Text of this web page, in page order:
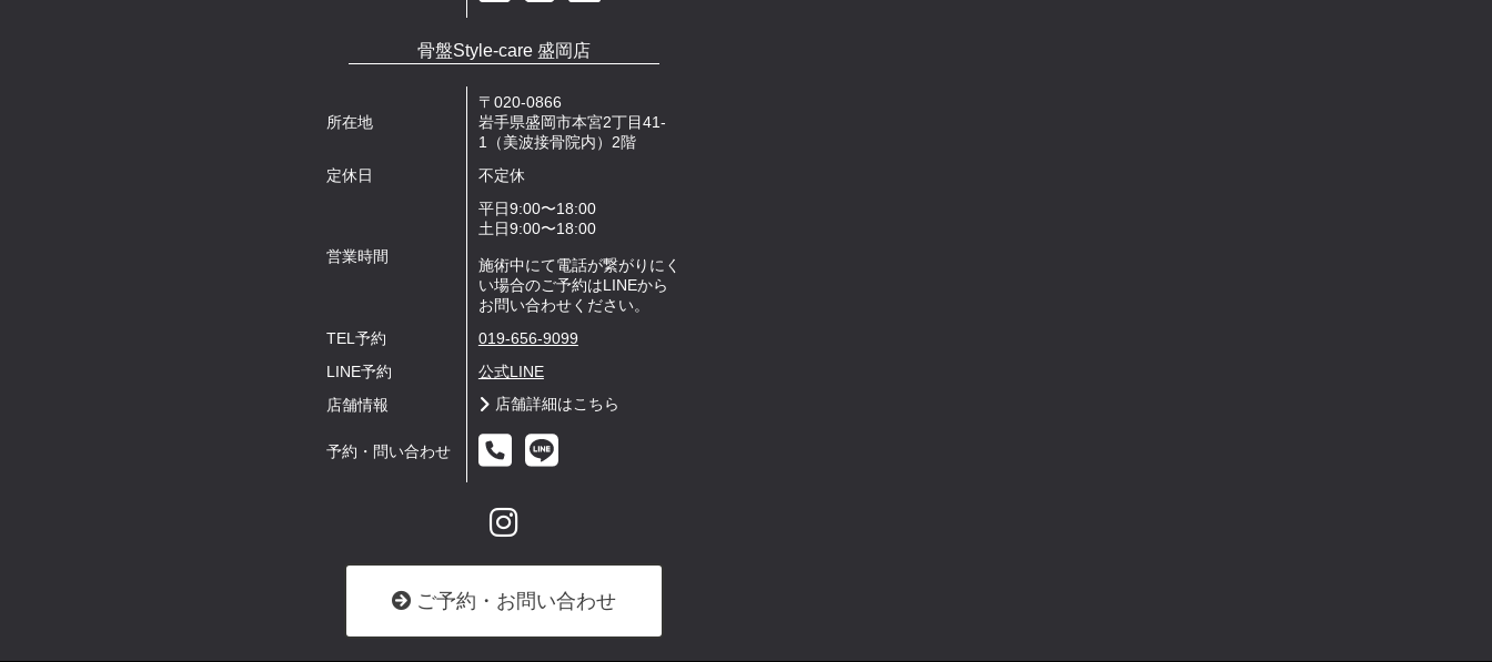
骨盤Style-care 盛岡店
所在地
〒020-0866
岩手県盛岡市本宮2丁目41-
1（美波接骨院内）2階
定休日
不定休
営業時間
平日9:00〜18:00
土日9:00〜18:00
施術中にて電話が繋がりにく
い場合のご予約はLINEから
お問い合わせください。
TEL予約
019-656-9099
LINE予約
公式LINE
店舗情報
店舗詳細はこちら
予約・問い合わせ
ご予約・お問い合わせ